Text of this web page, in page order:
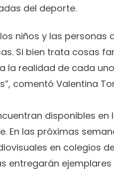
del deporte.
niños y las
Si bien trata cosas
la realidad de cada
comentó Valentina
disponibles
En las próximas
en colegios
entregarán